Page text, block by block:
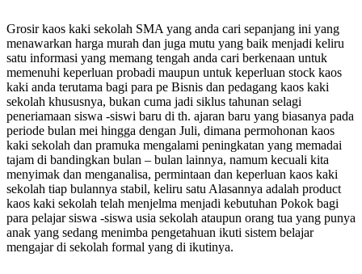
Grosir kaos kaki sekolah SMA yang anda cari sepanjang ini yang
menawarkan harga murah dan juga mutu yang baik menjadi keliru
satu informasi yang memang tengah anda cari berkenaan untuk
memenuhi keperluan probadi maupun untuk keperluan stock kaos
kaki anda terutama bagi para pe Bisnis dan pedagang kaos kaki
sekolah khususnya, bukan cuma jadi siklus tahunan selagi
peneriamaan siswa -siswi baru di th. ajaran baru yang biasanya pada
periode bulan mei hingga dengan Juli, dimana permohonan kaos
kaki sekolah dan pramuka mengalami peningkatan yang memadai
tajam di bandingkan bulan – bulan lainnya, namum kecuali kita
menyimak dan menganalisa, permintaan dan keperluan kaos kaki
sekolah tiap bulannya stabil, keliru satu Alasannya adalah product
kaos kaki sekolah telah menjelma menjadi kebutuhan Pokok bagi
para pelajar siswa -siswa usia sekolah ataupun orang tua yang punya
anak yang sedang menimba pengetahuan ikuti sistem belajar
mengajar di sekolah formal yang di ikutinya.